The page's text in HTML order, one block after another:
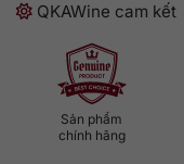
QKAWine cam kết
Sản phẩm
chính hãng